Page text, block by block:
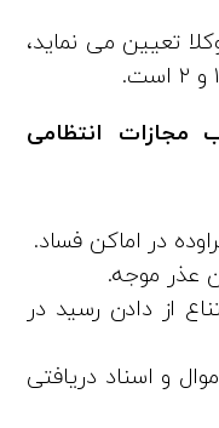
تعیین می‌ نماید،
مجازات انتظامی
در اماکن فساد.
عذر موجه.
از دادن رسید در
و اسناد دریافتی